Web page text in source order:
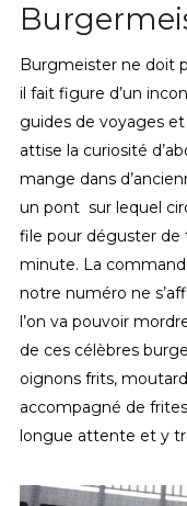
Burgmeister ne doit
il fait figure d’un
guides de voyages
attise la curiosité
mange dans
un pont sur lequel
file pour déguster de
minute. La
notre numéro ne
l’on va pouvoir
de ces célèbres
oignons frits,
accompagné de
longue attente et y